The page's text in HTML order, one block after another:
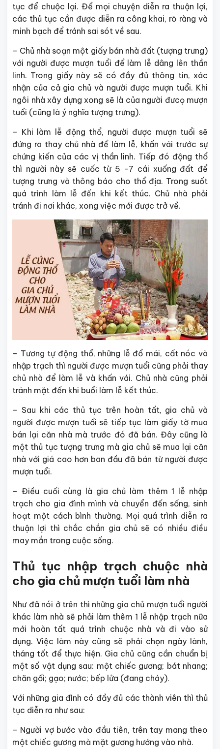
tục để chuộc lại. Để mọi chuyện diễn ra thuận lợi,
các thủ tục cần được diễn ra công khai, rõ ràng và
minh bạch để tránh sai sót về sau.
– Chủ nhà soạn một giấy bán nhà đất (tượng trưng)
với người được mượn tuổi để làm lễ dâng lên thần
linh. Trong giấy này sẽ có đầy đủ thông tin, xác
nhận của cả gia chủ và người được mượn tuổi. Khi
ngôi nhà xây dựng xong sẽ là của người đưcọ mượn
tuổi (cũng là ý nghĩa tượng trưng).
– Khi làm lễ động thổ, người được mượn tuổi sẽ
đứng ra thay chủ nhà để làm lễ, khấn vái trước sự
chứng kiến của các vị thần linh. Tiếp đó động thổ
thì người này sẽ cuốc từ 5 -7 cái xuống đất để
tượng trưng và thông báo cho thổ địa. Trong suốt
quá trình làm lễ đến khi kết thúc. Chủ nhà phải
tránh đi nơi khác, xong việc mới được trở về.
– Tương tự động thổ, những lễ đổ mái, cất nóc và
nhập trạch thì người được mượn tuổi cũng phải thay
chủ nhà để làm lễ và khấn vái. Chủ nhà cũng phải
tránh mặt đến khi buổi làm lễ kết thúc.
– Sau khi các thủ tục trên hoàn tất, gia chủ và
người được mượn tuổi sẽ tiếp tục làm giấy tờ mua
bán lại căn nhà mà trước đó đã bán. Đây cũng là
một thủ tục tượng trưng mà gia chủ sẽ mua lại căn
nhà với giá cao hơn ban đầu đã bán từ người được
mượn tuổi.
– Điều cuối cùng là gia chủ làm thêm 1 lễ nhập
trạch cho gia đình mình và chuyển đến sống, sinh
hoạt một cách bình thường. Mọi quá trình diễn ra
thuận lợi thì chắc chắn gia chủ sẽ có nhiều điều
may mắn trong cuộc sống.
Thủ tục nhập trạch chuộc nhà
cho gia chủ mượn tuổi làm nhà
Như đã nói ở trên thì những gia chủ mượn tuổi người
khác làm nhà sẽ phải làm thêm 1 lễ nhập trạch nữa
mới hoàn tất quá trình chuộc nhà và đi vào sử
dụng. Việc làm này cũng sẽ phải chọn ngày lành,
tháng tốt để thực hiện. Gia chủ cũng cần chuẩn bị
một số vật dụng sau: một chiếc gương; bát nhang;
chăn gối; gạo; nước; bếp lửa (đang cháy).
Với những gia đình có đầy đủ các thành viên thì thủ
tục diễn ra như sau:
– Người vợ bước vào đầu tiên, trên tay mang theo
một chiếc gương mà mặt gương hướng vào nhà.